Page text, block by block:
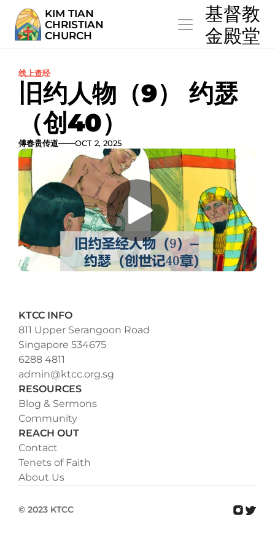
KIM TIAN
CHRISTIAN
CHURCH
  基督教
  金殿堂
线上查经
旧约人物（9） 约瑟
（创40）
傅春贵传道 OCT 2, 2025
KTCC INFO
811 Upper Serangoon Road
Singapore 534675
6288 4811
admin@ktcc.org.sg
RESOURCES
Blog & Sermons
Community
REACH OUT
Contact
Tenets of Faith
About Us
© 2023 KTCC